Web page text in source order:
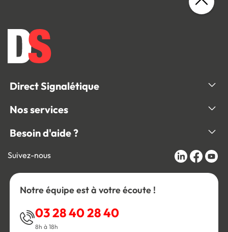
Direct Signalétique
Nos services
Besoin d'aide ?
Suivez-nous
Notre équipe est à votre écoute !
03 28 40 28 40
8h à 18h